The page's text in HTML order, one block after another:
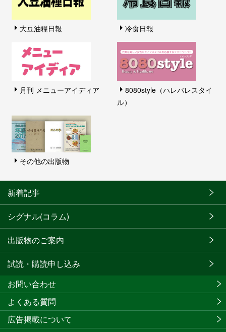
大豆油糧日報 冷食日報
月刊 メニューアイディア
8080style（ハレバレスタイ
ル）
その他の出版物
新着記事
シグナル(コラム)
出版物のご案内
試読・購読申し込み
お問い合わせ
よくある質問
広告掲載について